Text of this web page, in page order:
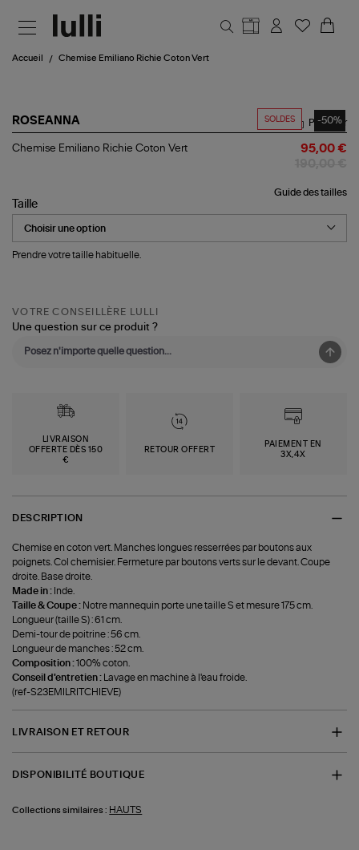
Accueil Chemise Emiliano Richie Coton Vert
SOLDES -50%
ROSEANNA
Chemise
Vert
Partager
Chemise Emiliano Richie Coton Vert 95,00 €
Guide des tailles
Taille
Prendre votre taille habituelle.
VOTRE CONSEILLÈRE LULLI
Une question sur ce produit ?
LIVRAISON
OFFERTE DÈS 150
€
RETOUR OFFERT
PAIEMENT EN
3X,4X
DESCRIPTION
Chemise en coton vert. Manches longues resserrées par boutons aux
poignets. Col chemisier. Fermeture par boutons verts sur le devant. Coupe
droite. Base droite.
Made in : Inde.
Taille & Coupe : Notre mannequin porte une taille S et mesure 175 cm.
Longueur (taille S) : 61 cm.
Demi-tour de poitrine : 56 cm.
Longueur de manches : 52 cm.
Composition :100% coton.
Conseil d'entretien :
Lavage en machine à l'eau froide.
(ref-S23EMILRITCHIEVE)
LIVRAISON ET RETOUR
DISPONIBILITÉ BOUTIQUE
Collections similaires : HAUTS